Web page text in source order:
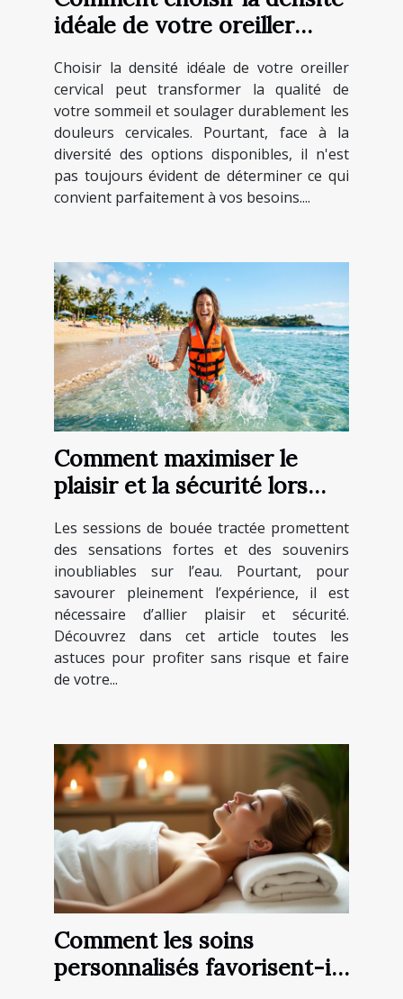
idéale de votre oreiller
Choisir la densité idéale de votre oreiller
cervical peut transformer la qualité de
votre sommeil et soulager durablement les
douleurs cervicales. Pourtant, face à la
diversité des options disponibles, il n'est
pas toujours évident de déterminer ce qui
convient parfaitement à vos besoins....
Comment maximiser le
plaisir et la sécurité lors
tractée ?
Les sessions de bouée tractée promettent
des sensations fortes et des souvenirs
inoubliables sur l’eau. Pourtant, pour
savourer pleinement l’expérience, il est
nécessaire d’allier plaisir et sécurité.
Découvrez dans cet article toutes les
astuces pour profiter sans risque et faire
de votre...
Comment les soins
personnalisés favorisent-ils